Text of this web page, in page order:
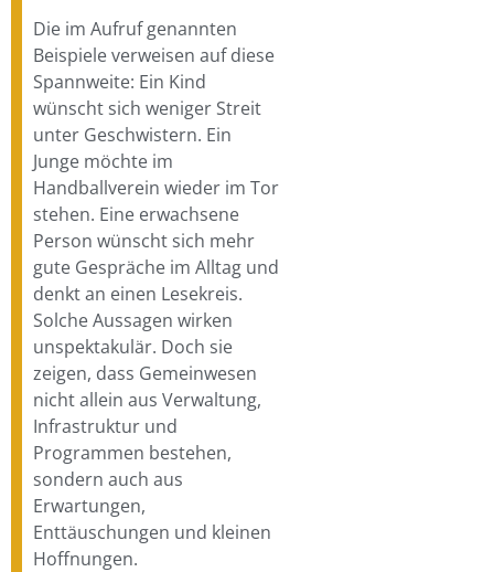
Die im Aufruf genannten
Beispiele verweisen auf diese
Spannweite: Ein Kind
wünscht sich weniger Streit
unter Geschwistern. Ein
Junge möchte im
Handballverein wieder im Tor
stehen. Eine erwachsene
Person wünscht sich mehr
gute Gespräche im Alltag und
denkt an einen Lesekreis.
Solche Aussagen wirken
unspektakulär. Doch sie
zeigen, dass Gemeinwesen
nicht allein aus Verwaltung,
Infrastruktur und
Programmen bestehen,
sondern auch aus
Erwartungen,
Enttäuschungen und kleinen
Hoffnungen.